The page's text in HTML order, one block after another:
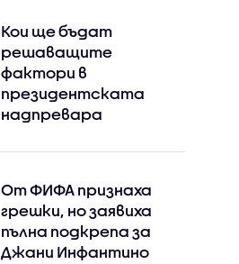
Facebook
Кои ще бъдат
решаващите
фактори в
президентската
надпревара
От ФИФА признаха
грешки, но заявиха
пълна подкрепа за
Джани Инфантино